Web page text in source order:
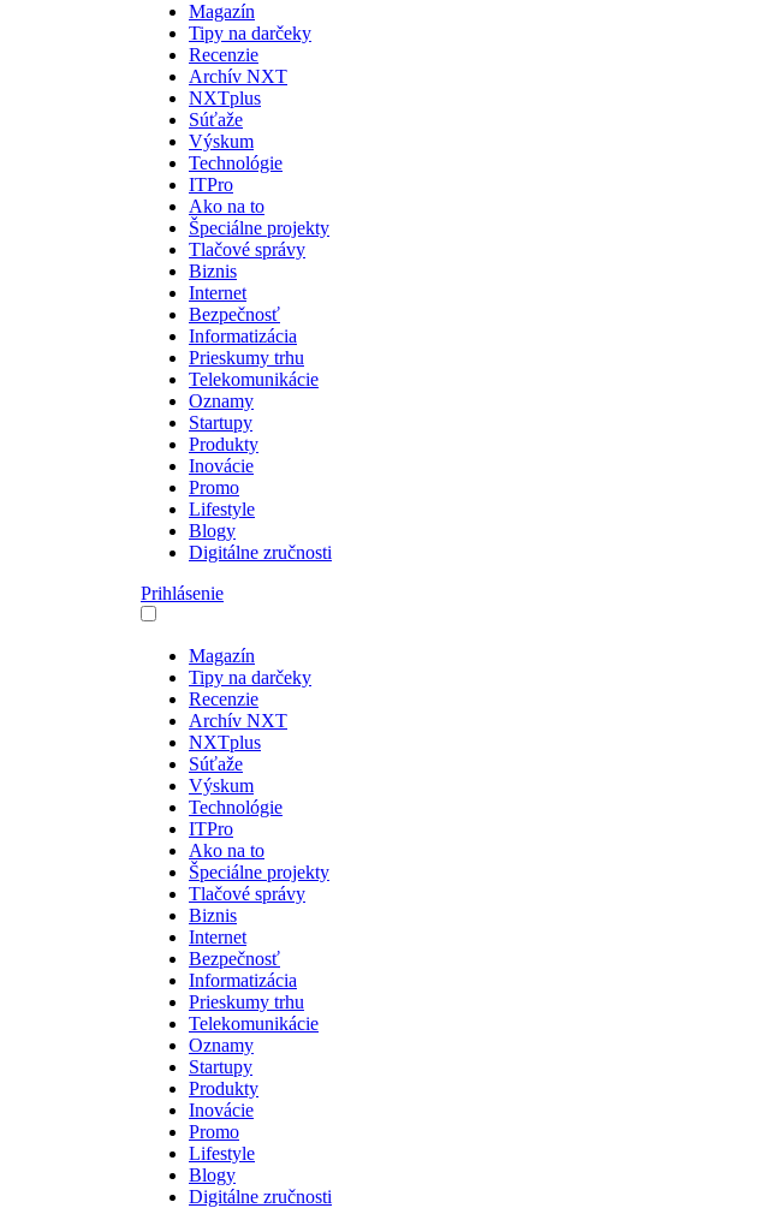
Magazín
Tipy na darčeky
Recenzie
Archív NXT
NXTplus
Súťaže
Výskum
Technológie
ITPro
Ako na to
Špeciálne projekty
Tlačové správy
Biznis
Internet
Bezpečnosť
Informatizácia
Prieskumy trhu
Telekomunikácie
Oznamy
Startupy
Produkty
Inovácie
Promo
Lifestyle
Blogy
Digitálne zručnosti
Prihlásenie
Magazín
Tipy na darčeky
Recenzie
Archív NXT
NXTplus
Súťaže
Výskum
Technológie
ITPro
Ako na to
Špeciálne projekty
Tlačové správy
Biznis
Internet
Bezpečnosť
Informatizácia
Prieskumy trhu
Telekomunikácie
Oznamy
Startupy
Produkty
Inovácie
Promo
Lifestyle
Blogy
Digitálne zručnosti